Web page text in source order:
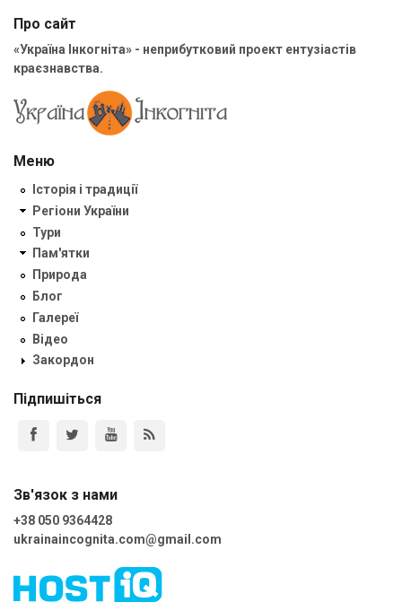
Про сайт
«Україна Інкогніта» - неприбутковий проект ентузіастів
краєзнавства.
Меню
Історія і традиції
Регіони України
Тури
Пам'ятки
Природа
Блог
Галереї
Відео
Закордон
Підпишіться
Зв'язок з нами
+38 050 9364428
ukrainaincognita.com@gmail.com